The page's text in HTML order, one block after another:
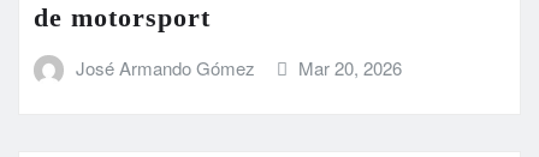
de motorsport
José Armando Gómez Mar 20, 2026